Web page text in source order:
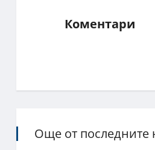
Коментари
Още от последните